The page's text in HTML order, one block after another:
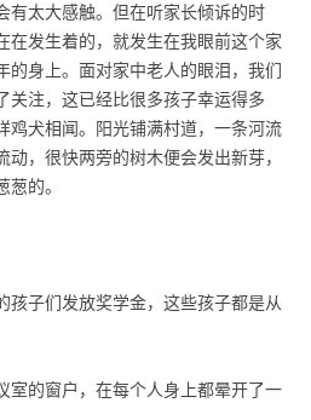
有太大感触。但在听家长倾诉的时
在发生着的，就发生在我眼前这个家
的身上。面对家中老人的眼泪，我们
关注，这已经比很多孩子幸运得多
鸡犬相闻。阳光铺满村道，一条河流
，很快两旁的树木便会发出新芽，
的。
孩子们发放奖学金，这些孩子都是从
室的窗户，在每个人身上都晕开了一